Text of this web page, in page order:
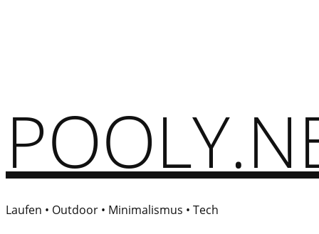
Laufen • Outdoor • Minimalismus • Tech